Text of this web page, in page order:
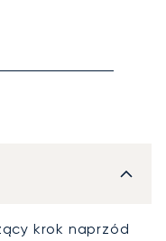
krok naprzód